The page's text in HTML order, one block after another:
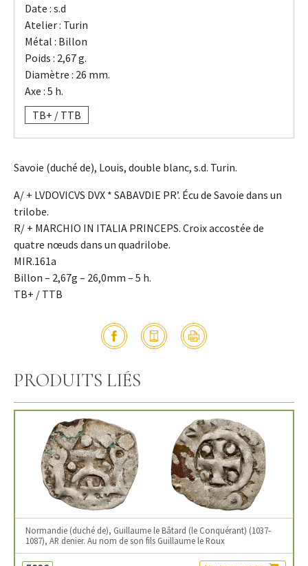
Date : s.d
Atelier : Turin
Métal : Billon
Poids : 2,67 g.
Diamètre : 26 mm.
Axe : 5 h.
TB+ / TTB
Savoie (duché de), Louis, double blanc, s.d. Turin.
A/ + LVDOVICVS DVX * SABAVDIE PR’. Écu de Savoie dans un
trilobe.
R/ + MARCHIO IN ITALIA PRINCEPS. Croix accostée de
quatre nœuds dans un quadrilobe.
MIR.161a
Billon – 2,67g – 26,0mm – 5 h.
TB+ / TTB
PRODUITS LIÉS
Normandie (duché de), Guillaume le Bâtard (le Conquérant) (1037-
1087), AR denier. Au nom de son fils Guillaume le Roux